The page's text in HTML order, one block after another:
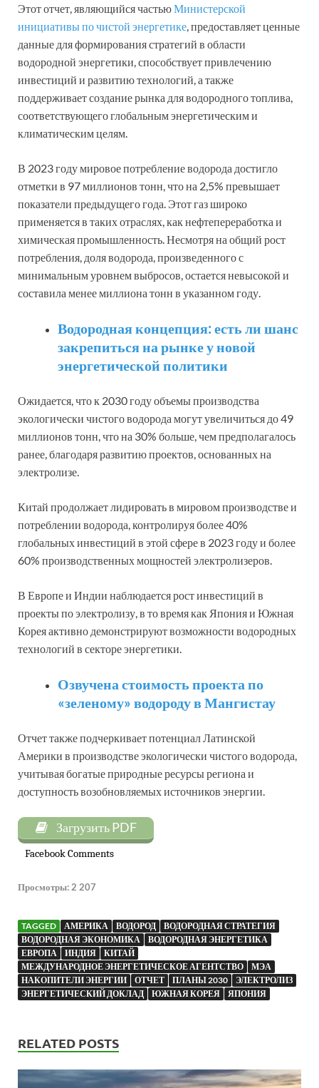
Этот отчет, являющийся частьюМинистерской
инициативы по чистой энергетике, предоставляет ценные
данные для формирования стратегий в области
водородной энергетики, способствует привлечению
инвестиций и развитию технологий, а также
поддерживает создание рынка для водородного топлива,
соответствующего глобальным энергетическим и
климатическим целям.
В 2023 году мировое потребление водорода достигло
отметки в 97 миллионов тонн, что на 2,5% превышает
показатели предыдущего года. Этот газ широко
применяется в таких отраслях, как нефтепереработка и
химическая промышленность. Несмотря на общий рост
потребления, доля водорода, произведенного с
минимальным уровнем выбросов, остается невысокой и
составила менее миллиона тонн в указанном году.
Водородная концепция: есть ли шанс
закрепиться на рынке у новой
энергетической политики
Ожидается, что к 2030 году объемы производства
экологически чистого водорода могут увеличиться до 49
миллионов тонн, что на 30% больше, чем предполагалось
ранее, благодаря развитию проектов, основанных на
электролизе.
Китай продолжает лидировать в мировом производстве и
потреблении водорода, контролируя более 40%
глобальных инвестиций в этой сфере в 2023 году и более
60% производственных мощностей электролизеров.
В Европе и Индии наблюдается рост инвестиций в
проекты по электролизу, в то время как Япония и Южная
Корея активно демонстрируют возможности водородных
технологий в секторе энергетики.
Озвучена стоимость проекта по
«зеленому» водороду в Мангистау
Отчет также подчеркивает потенциал Латинской
Америки в производстве экологически чистого водорода,
учитывая богатые природные ресурсы региона и
доступность возобновляемых источников энергии.
Загрузить PDF
Facebook Comments
Просмотры: 2 207
TAGGED АМЕРИКА ВОДОРОД
ВОДОРОДНАЯ СТРАТЕГИЯ
ВОДОРОДНАЯ ЭКОНОМИКА
ВОДОРОДНАЯ ЭНЕРГЕТИКА
ЕВРОПА
ИНДИЯ
КИТАЙ
МЕЖДУНАРОДНОЕ ЭНЕРГЕТИЧЕСКОЕ АГЕНТСТВО
МЭА
НАКОПИТЕЛИ ЭНЕРГИИ
ОТЧЕТ ПЛАНЫ 2030
ЭЛЕКТРОЛИЗ
ЭНЕРГЕТИЧЕСКИЙ ДОКЛАД
ЮЖНАЯ КОРЕЯ ЯПОНИЯ
RELATED POSTS